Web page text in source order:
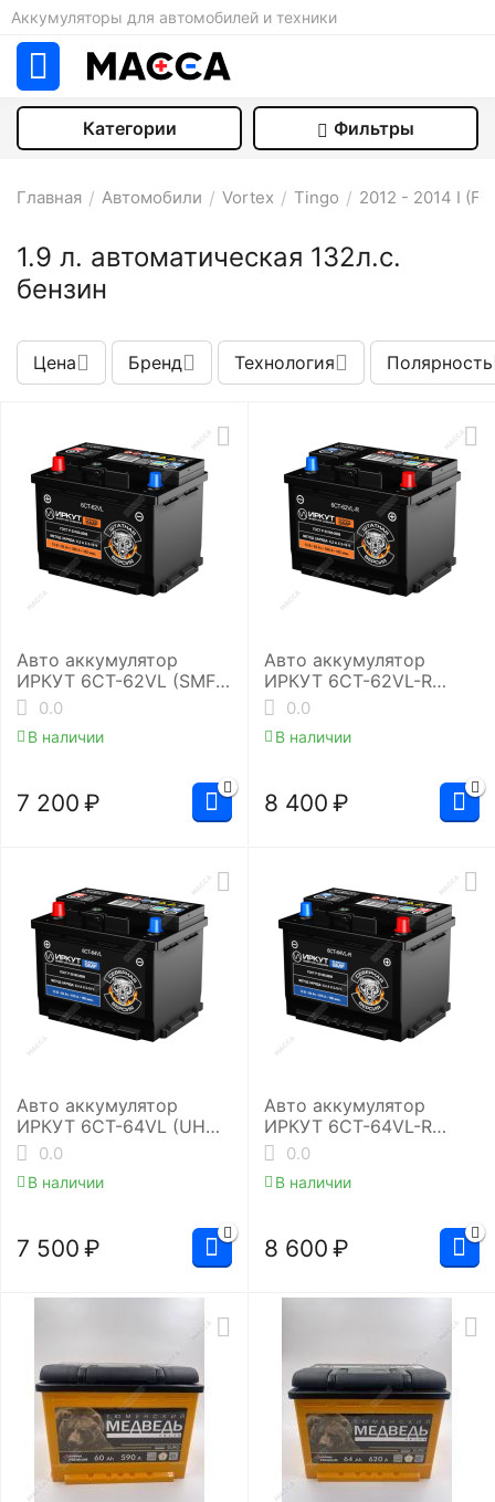
Аккумуляторы для автомобилей и техники
Категории Фильтры
1.9 л. автоматическая 132л.с.
бензин
Главная / Автомобили / Vortex / Tingo / 2012 - 2014 I (FL)
Цена Бренд Технология Полярность
Авто аккумулятор
ИРКУТ 6CT-62VL (SMF-
L2RU)
0.0
В наличии
7 200 ₽
Авто аккумулятор
ИРКУТ 6CT-62VL-R
(SMF-L2EU)
0.0
В наличии
8 400 ₽
Авто аккумулятор
ИРКУТ 6CT-64VL (UHD-
L2RU)
0.0
В наличии
7 500 ₽
Авто аккумулятор
ИРКУТ 6CT-64VL-R
(UHD-L2EU)
0.0
В наличии
8 600 ₽